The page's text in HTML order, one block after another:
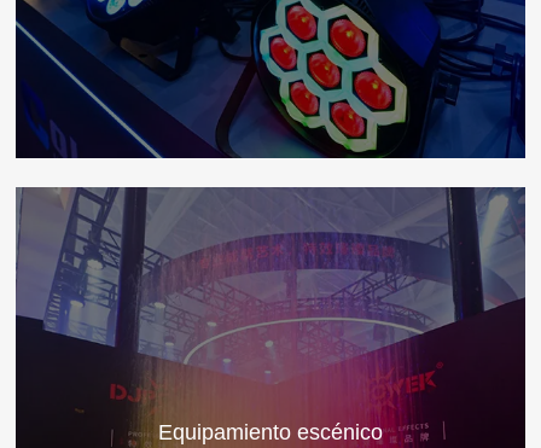
Equipamiento escénico